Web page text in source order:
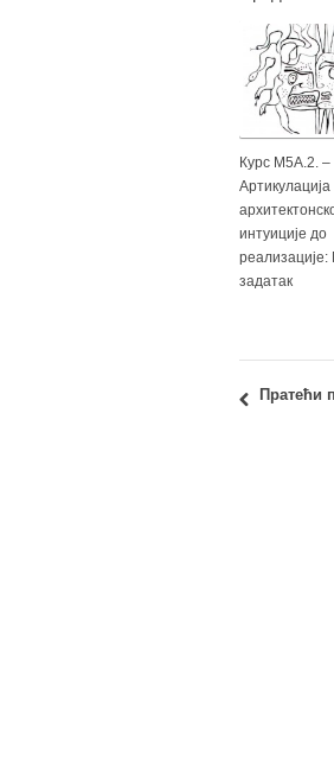
Курс М5А.2. –
Артикулација
интуиције до
реализације:
задатак